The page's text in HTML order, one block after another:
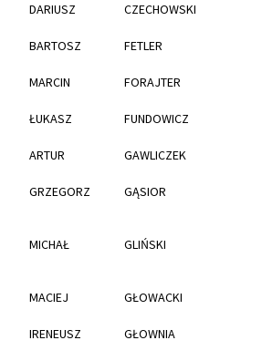
DARIUSZ CZECHOWSKI
BARTOSZ FETLER
MARCIN FORAJTER
ŁUKASZ FUNDOWICZ
ARTUR GAWLICZEK
GRZEGORZ GĄSIOR
MICHAŁ GLIŃSKI
MACIEJ GŁOWACKI
IRENEUSZ GŁOWNIA